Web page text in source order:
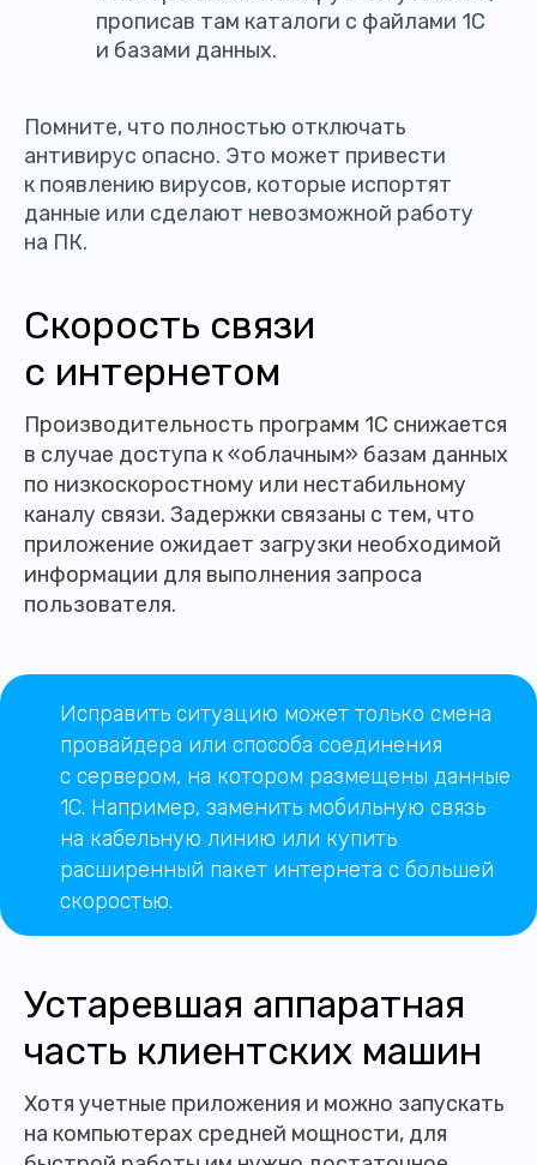
прописав там каталоги с файлами 1С
и базами данных.
Помните, что полностью отключать
антивирус опасно. Это может привести
к появлению вирусов, которые испортят
данные или сделают невозможной работу
на ПК.
Скорость связи
с интернетом
Производительность программ 1С снижается
в случае доступа к «облачным» базам данных
по низкоскоростному или нестабильному
каналу связи. Задержки связаны с тем, что
приложение ожидает загрузки необходимой
информации для выполнения запроса
пользователя.
Исправить ситуацию может только смена
провайдера или способа соединения
с сервером, на котором размещены данные
1С. Например, заменить мобильную связь
на кабельную линию или купить
расширенный пакет интернета с большей
скоростью.
Устаревшая аппаратная
часть клиентских машин
Хотя учетные приложения и можно запускать
на компьютерах средней мощности, для